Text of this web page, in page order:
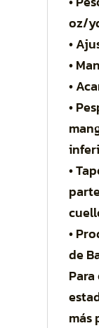
oz/
•
•
•
•
•
•
de
más